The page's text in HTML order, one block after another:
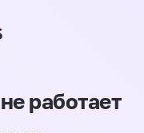
работает